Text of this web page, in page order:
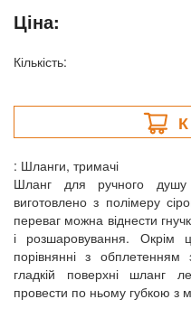
Ціна:
Кількість:
: Шланги, тримачі
Шланг для ручного душу
виготовлено з полімеру
переваг можна віднести
і розшаровування. Окрім
порівнянні з
гладкій поверхні шланг
провести по ньому губкою з